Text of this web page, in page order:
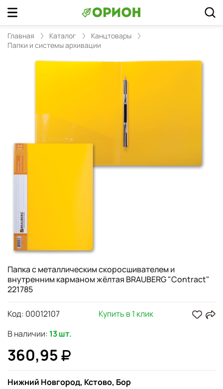
Главная Каталог
Канцтовары
Папки и системы архивации
Папка с металлическим скоросшивателем и
внутренним карманом жёлтая BRAUBERG "Contract"
221785
В наличии: 13 шт.
360,95
Код: 00012107 Купить в 1 клик
Нижний Новгород, Кстово, Бор